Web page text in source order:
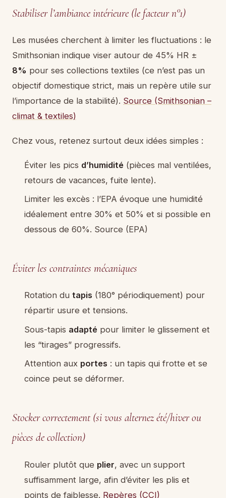
Stabiliser l’ambiance intérieure (le facteur n°1)
Les musées cherchent à limiter les fluctuations : le
Smithsonian indique viser autour de 45% HR ±
8% pour ses collections textiles (ce n’est pas un
objectif domestique strict, mais un repère utile sur
l’importance de la stabilité). Source (Smithsonian –
climat & textiles)
Chez vous, retenez surtout deux idées simples :
Éviter les pics d’humidité(pièces mal ventilées,
retours de vacances, fuite lente).
Limiter les excès : l’EPA évoque une humidité
idéalement entre 30% et 50% et si possible en
dessous de 60%. Source (EPA)
Éviter les contraintes mécaniques
Rotation du tapis (180° périodiquement) pour
répartir usure et tensions.
Sous-tapis adaptépour limiter le glissement et
les “tirages” progressifs.
Attention aux portes : un tapis qui frotte et se
coince peut se déformer.
Stocker correctement (si vous alternez été/hiver ou
pièces de collection)
Rouler plutôt que plier, avec un support
suffisamment large, afin d’éviter les plis et
points de faiblesse. Repères (CCI)